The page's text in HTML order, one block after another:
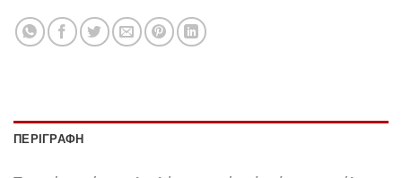
ΠΕΡΙΓΡΑΦΉ